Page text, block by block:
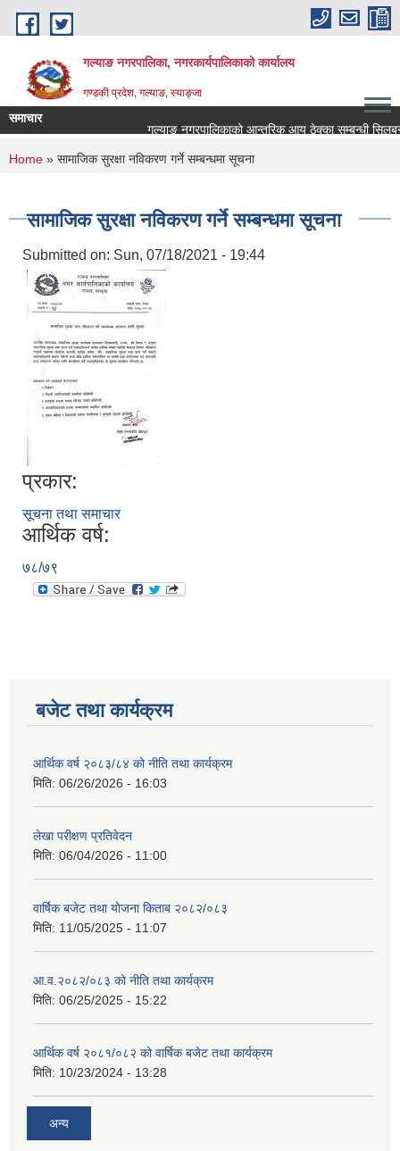
Skip to main content
गल्याङ नगरपालिका, नगरकार्यपालिकाको कार्यालय
गण्डकी प्रदेश, गल्याङ, स्याङ्जा
समाचार
गल्याङ नगरपालिकाको आन्तरिक आय ठेक्का सम्बन्धी
You are here
Home » सामाजिक सुरक्षा नविकरण गर्ने सम्बन्धमा सूचना
सामाजिक सुरक्षा नविकरण गर्ने सम्बन्धमा सूचना
Submitted on: Sun, 07/18/2021 - 19:44
प्रकार:
सूचना तथा समाचार
आर्थिक वर्ष:
७८/७९
बजेट तथा कार्यक्रम
आर्थिक वर्ष २०८३/८४ को नीति तथा कार्यक्रम
मिति: 06/26/2026 - 16:03
लेखा परीक्षण प्रतिवेदन
मिति: 06/04/2026 - 11:00
वार्षिक बजेट तथा योजना किताब २०८२/०८३
मिति: 11/05/2025 - 11:07
आ.व.२०८२/०८३ को नीति तथा कार्यक्रम
मिति: 06/25/2025 - 15:22
आर्थिक वर्ष २०८१/०८२ को वार्षिक बजेट तथा कार्यक्रम
मिति: 10/23/2024 - 13:28
अन्य